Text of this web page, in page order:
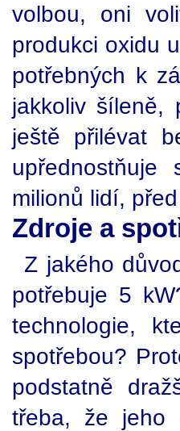
volbou, oni
produkci oxidu
potřebných k
jakkoliv šíleně,
ještě přilévat
milionů lidí,
Zdroje a
Z jakého
potřebuje 5
technologie,
spotřebou?
podstatně
třeba, že jeho